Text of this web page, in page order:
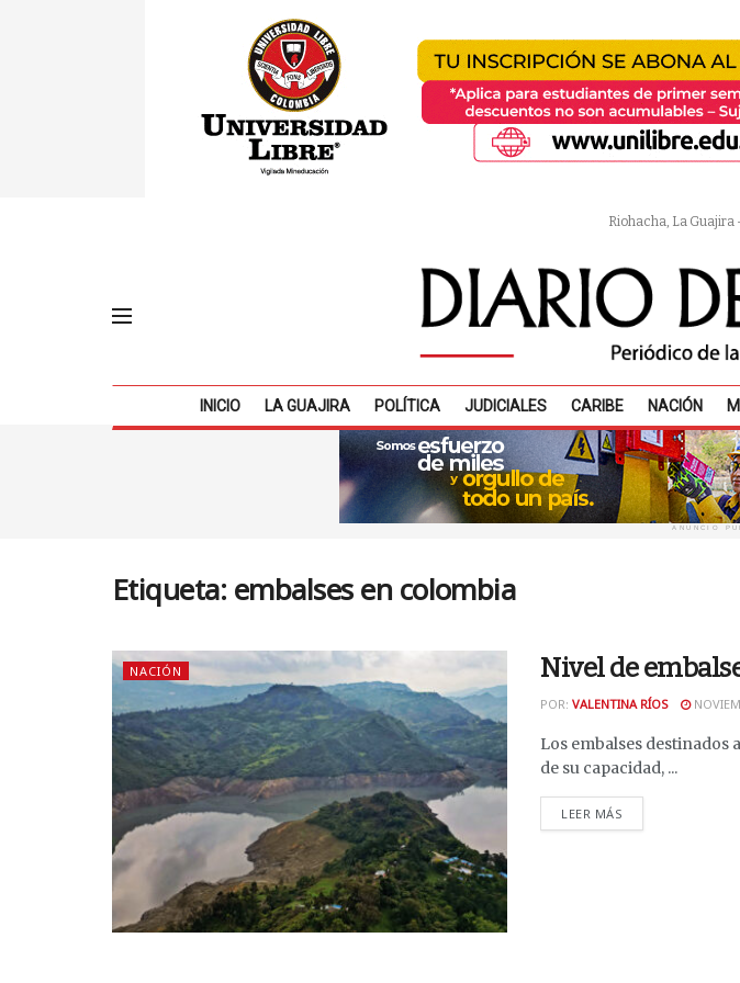
Riohacha, La Guajira
INICIO LA GUAJIRA POLÍTICA JUDICIALES CARIBE NACIÓN
ANUNCIO
Etiqueta: embalses en colombia
NACIÓN Nivel de
POR: VALENTINA RÍOS
Los embalses
de su capacidad, ...
LEER MÁS